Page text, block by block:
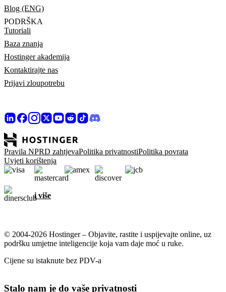
Blog (ENG)
PODRŠKA
Tutoriali
Baza znanja
Hostinger akademija
Kontaktirajte nas
Prijavi zloupotrebu
Pravila NPRD zahtjevaPolitika privatnostiPolitika povrata
Uvjeti korištenja
i više
© 2004-2026 Hostinger – Objavite, rastite i uspijevajte online, uz
podršku umjetne inteligencije koja vam daje moć u ruke.
Cijene su istaknute bez PDV-a
Stalo nam je do vaše privatnosti